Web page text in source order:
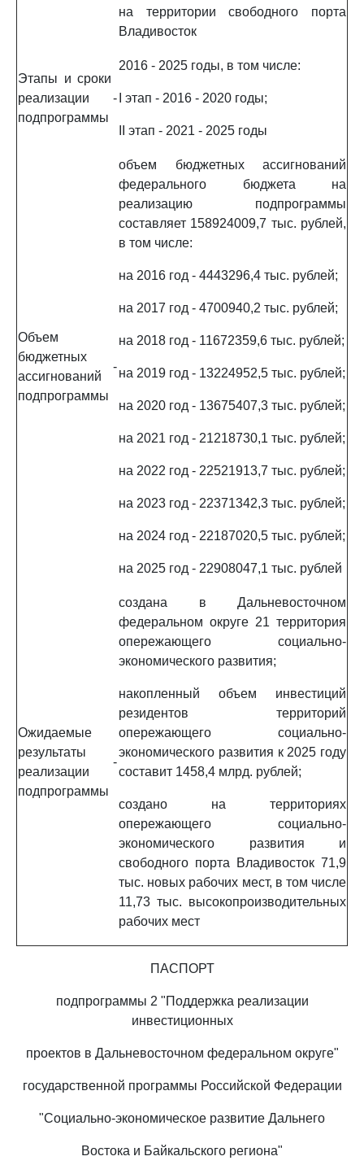
на территории свободного порта
Владивосток
Этапы и сроки
реализации
подпрограммы
-
2016 - 2025 годы, в том числе:
I этап - 2016 - 2020 годы;
II этап - 2021 - 2025 годы
Объем
бюджетных
ассигнований
подпрограммы
-
объем бюджетных ассигнований
федерального бюджета на
реализацию подпрограммы
составляет 158924009,7 тыс. рублей,
в том числе:
на 2016 год - 4443296,4 тыс. рублей;
на 2017 год - 4700940,2 тыс. рублей;
на 2018 год - 11672359,6 тыс. рублей;
на 2019 год - 13224952,5 тыс. рублей;
на 2020 год - 13675407,3 тыс. рублей;
на 2021 год - 21218730,1 тыс. рублей;
на 2022 год - 22521913,7 тыс. рублей;
на 2023 год - 22371342,3 тыс. рублей;
на 2024 год - 22187020,5 тыс. рублей;
на 2025 год - 22908047,1 тыс. рублей
Ожидаемые
результаты
реализации
подпрограммы
-
создана в Дальневосточном
федеральном округе 21 территория
опережающего социально-
экономического развития;
накопленный объем инвестиций
резидентов территорий
опережающего социально-
экономического развития к 2025 году
составит 1458,4 млрд. рублей;
создано на территориях
опережающего социально-
экономического развития и
свободного порта Владивосток 71,9
тыс. новых рабочих мест, в том числе
11,73 тыс. высокопроизводительных
рабочих мест
ПАСПОРТ
подпрограммы 2 "Поддержка реализации
инвестиционных
проектов в Дальневосточном федеральном округе"
государственной программы Российской Федерации
"Социально-экономическое развитие Дальнего
Востока и Байкальского региона"